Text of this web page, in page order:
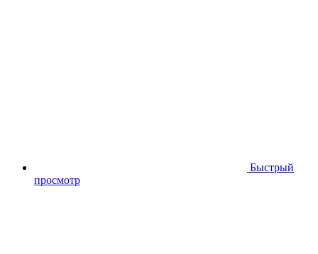
Быстрый
просмотр